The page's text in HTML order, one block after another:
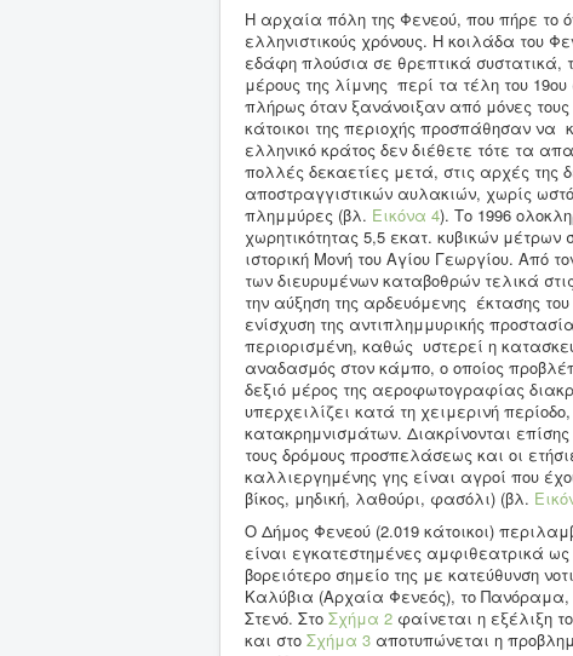
Η αρχαία πόλη της Φενεού, που πήρε το
ελληνιστικούς χρόνους. Η κοιλάδα του
εδάφη πλούσια σε θρεπτικά
μέρους της λίμνης περί τα τέλη του
πλήρως όταν ξανάνοιξαν από μόνες
κάτοικοι της περιοχής προσπάθησαν να
ελληνικό κράτος δεν διέθετε τότε τα
πολλές δεκαετίες μετά, στις αρχές της
αποστραγγιστικών αυλακιών, χωρίς
πλημμύρες (βλ. Εικόνα 4). Το 1996
χωρητικότητας 5,5 εκατ. κυβικών
ιστορική Μονή του Αγίου Γεωργίου. Από
των διευρυμένων καταβοθρών τελικά
την αύξηση της αρδευόμενης έκτασης
ενίσχυση της αντιπλημμυρικής
περιορισμένη, καθώς υστερεί η
αναδασμός στον κάμπο, ο οποίος
δεξιό μέρος της αεροφωτογραφίας
υπερχειλίζει κατά τη χειμερινή
κατακρημνισμάτων. Διακρίνονται
τους δρόμους προσπελάσεως και οι
καλλιεργημένης γης είναι αγροί που
βίκος, μηδική, λαθούρι, φασόλι) (βλ.
Ο Δήμος Φενεού (2.019 κάτοικοι)
είναι εγκατεστημένες αμφιθεατρικά
βορειότερο σημείο της με κατεύθυνση
Καλύβια (Αρχαία Φενεός), το Πανόραμα,
Στενό. Στο Σχήμα 2 φαίνεται η εξέλιξη
και στο Σχήμα 3 αποτυπώνεται η